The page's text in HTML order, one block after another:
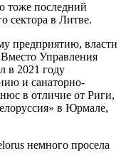
тоже последний
сектора в Литве.
предприятию, власти
Управления
в 2021 году
и санаторно-
в отличие от Риги,
в Юрмале,
немного просела